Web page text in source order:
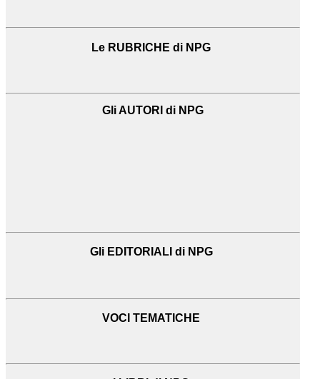
Le RUBRICHE di NPG
Gli AUTORI di NPG
Gli EDITORIALI di NPG
VOCI TEMATICHE